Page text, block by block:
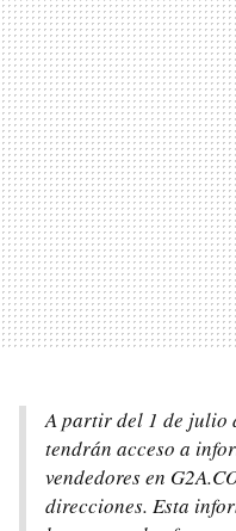
A partir del 1 de julio
tendrán acceso a
vendedores en
direcciones. Esta